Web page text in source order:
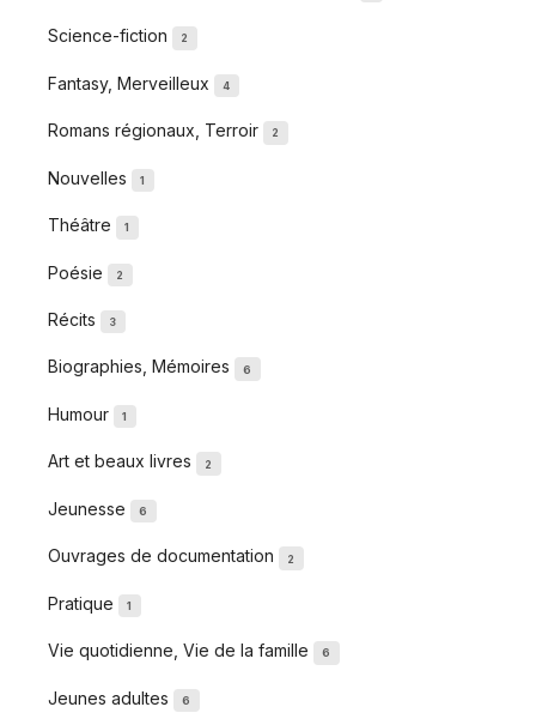
Science-fiction 2
Fantasy, Merveilleux 4
Romans régionaux, Terroir 2
Nouvelles 1
Théâtre 1
Poésie 2
Récits 3
Biographies, Mémoires 6
Humour 1
Art et beaux livres 2
Jeunesse 6
Ouvrages de documentation 2
Pratique 1
Vie quotidienne, Vie de la famille 6
Jeunes adultes 6